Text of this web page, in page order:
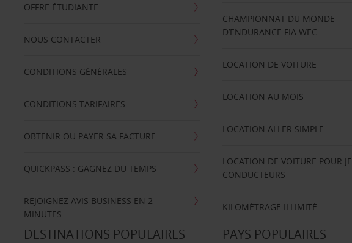
OFFRE ÉTUDIANTE
NOUS CONTACTER
CONDITIONS GÉNÉRALES
CONDITIONS TARIFAIRES
OBTENIR OU PAYER SA FACTURE
QUICKPASS : GAGNEZ DU TEMPS
REJOIGNEZ AVIS BUSINESS EN 2
MINUTES
CHAMPIONNAT DU MONDE
D’ENDURANCE FIA WEC
LOCATION DE VOITURE
LOCATION AU MOIS
LOCATION ALLER SIMPLE
LOCATION DE VOITURE POUR
CONDUCTEURS
KILOMÉTRAGE ILLIMITÉ
DESTINATIONS POPULAIRES PAYS POPULAIRES